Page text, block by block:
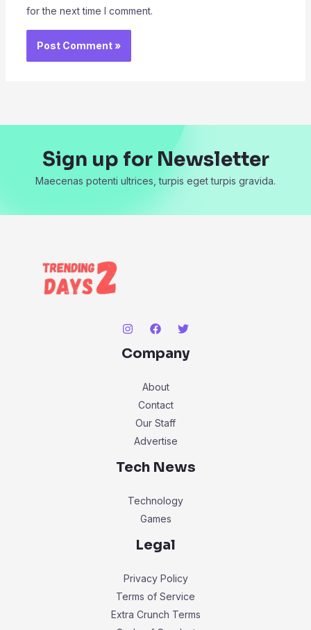
for the next time I comment.
Sign up for Newsletter
Maecenas potenti ultrices, turpis eget turpis gravida.
Company
About
Contact
Our Staff
Advertise
Tech News
Technology
Games
Legal
Privacy Policy
Terms of Service
Extra Crunch Terms